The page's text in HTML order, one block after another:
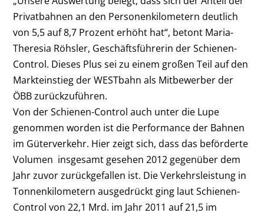
Privatbahnen an den Personenkilometern deutlich
von 5,5 auf 8,7 Prozent erhöht hat“, betont Maria-
Theresia Röhsler, Geschäftsführerin der Schienen-
Control. Dieses Plus sei zu einem großen Teil auf den
Markteinstieg der WESTbahn als Mitbewerber der
ÖBB zurückzuführen.
Von der Schienen-Control auch unter die Lupe
genommen worden ist die Performance der Bahnen
im Güterverkehr. Hier zeigt sich, dass das beförderte
Volumen insgesamt gesehen 2012 gegenüber dem
Jahr zuvor zurückgefallen ist. Die Verkehrsleistung in
Tonnenkilometern ausgedrückt ging laut Schienen-
Control von 22,1 Mrd. im Jahr 2011 auf 21,5 im